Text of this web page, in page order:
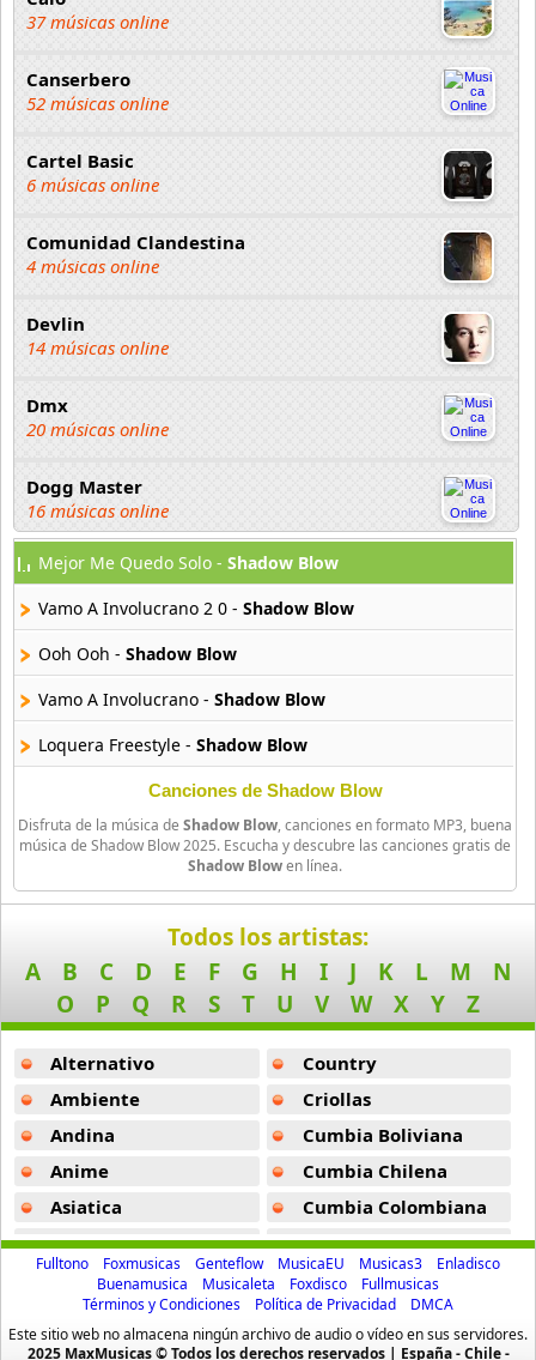
37 músicas online
Canserbero
52 músicas online
Cartel Basic
6 músicas online
Comunidad Clandestina
4 músicas online
Devlin
14 músicas online
Dmx
20 músicas online
Dogg Master
16 músicas online
DUKI
91 músicas online
Elias Ayaviri
18 músicas online
33 músicas online
Ghostface Killah
20 músicas online
Guariboa
Gucci Mane
33 músicas online
Jaden Smith
Jaze
29 músicas online
Jeezy
15 músicas online
Joa El Super Mc
3 músicas online
Mejor Me Quedo Solo - Shadow Blow
Vamo A Involucrano 2 0 - Shadow Blow
Ooh Ooh - Shadow Blow
Vamo A Involucrano - Shadow Blow
Loquera Freestyle - Shadow Blow
Canciones de Shadow Blow
Disfruta de la música de Shadow Blow, canciones en formato MP3, buena
música de Shadow Blow 2025. Escucha y descubre las canciones gratis de
Shadow Blowen línea.
Todos los artistas:
A
B C D E F G H I J K L M
N
O
P Q R S T U V W X Y Z
Alternativo
Ambiente
Andina
Anime
Asiatica
Atevip
Bachatas
Baladas
Baladas De Oro
Country
Criollas
Cumbia Boliviana
Cumbia Chilena
Cumbia Colombiana
Cumbia Ecuatoriana
Cumbia Mexicana
Cumbia Pop
Cumbia Surena
Fulltono Foxmusicas Genteflow MusicaEU Musicas3
Enladisco
Buenamusica
Musicaleta Foxdisco
Fullmusicas
Términos y Condiciones
Política de Privacidad
DMCA
Este sitio web no almacena ningún archivo de audio o vídeo en sus servidores.
2025 MaxMusicas © Todos los derechos reservados | España - Chile -